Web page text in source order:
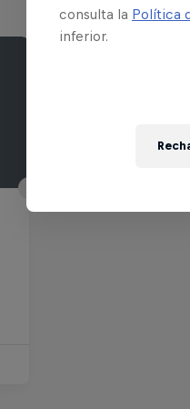
consulta la Política
inferior.